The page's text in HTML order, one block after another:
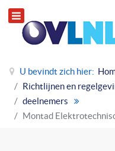
U bevindt zich hier:
Richtlijnen en
deelnemers
Montad